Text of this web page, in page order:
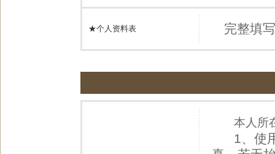
★个人资料表 完整填
本人所
1、使用